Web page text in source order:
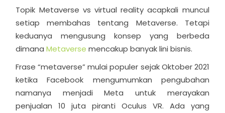
Topik Metaverse vs virtual reality acapkali muncul
setiap membahas tentang Metaverse. Tetapi
keduanya mengusung konsep yang berbeda
dimanaMetaverse mencakup banyak lini bisnis.
Frase “metaverse” mulai populer sejak Oktober 2021
ketika Facebook mengumumkan pengubahan
namanya menjadi Meta untuk merayakan
penjualan 10 juta piranti Oculus VR. Ada yang